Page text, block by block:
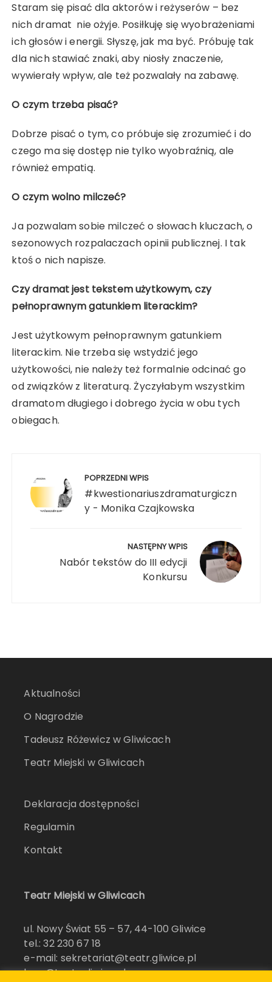
Staram się pisać dla aktorów i reżyserów – bez
nich dramat nie ożyje. Posiłkuję się wyobrażeniami
ich głosów i energii. Słyszę, jak ma być. Próbuję tak
dla nich stawiać znaki, aby niosły znaczenie,
wywierały wpływ, ale też pozwalały na zabawę.
O czym trzeba pisać?
Dobrze pisać o tym, co próbuje się zrozumieć i do
czego ma się dostęp nie tylko wyobraźnią, ale
również empatią.
O czym wolno milczeć?
Ja pozwalam sobie milczeć o słowach kluczach, o
sezonowych rozpalaczach opinii publicznej. I tak
ktoś o nich napisze.
Czy dramat jest tekstem użytkowym, czy
pełnoprawnym gatunkiem literackim?
Jest użytkowym pełnoprawnym gatunkiem
literackim. Nie trzeba się wstydzić jego
użytkowości, nie należy też formalnie odcinać go
od związków z literaturą. Życzyłabym wszystkim
dramatom długiego i dobrego życia w obu tych
obiegach.
POPRZEDNI WPIS
#kwestionariuszdramaturgiczn
y - Monika Czajkowska
NASTĘPNY WPIS
Nabór tekstów do III edycji
Konkursu
Aktualności
O Nagrodzie
Tadeusz Różewicz w Gliwicach
Teatr Miejski w Gliwicach
Deklaracja dostępności
Regulamin
Kontakt
Teatr Miejski w Gliwicach
ul. Nowy Świat 55 – 57, 44-100 Gliwice
tel.: 32 230 67 18
e-mail: sekretariat@teatr.gliwice.pl
bow@teatr.gliwice.pl